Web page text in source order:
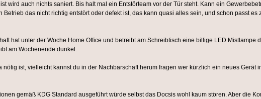
wird auch nichts saniert. Bis halt mal ein Entstörteam vor der Tür steht. Kann ein
Betrieb das nicht richtig entstört oder defekt ist, das kann quasi alles sein, und schon passt
hat unter der Woche Home Office und betreibt am Schreibtisch eine billige LED
am Wochenende dunkel.
nötig ist, vielleicht kannst du in der Nachbarschaft herum fragen wer kürzlich ein neues
gemäß KDG Standard ausgeführt würde selbst das Docsis wohl kaum stören. Aber die